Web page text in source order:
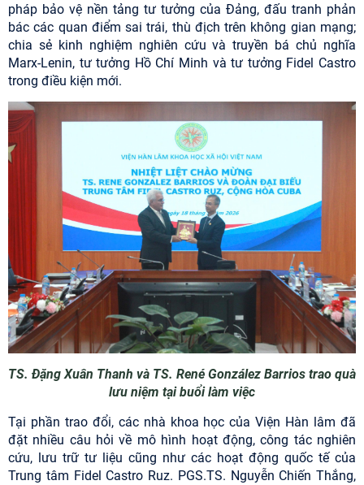
pháp bảo vệ nền tảng tư tưởng của Đảng, đấu tranh phản
bác các quan điểm sai trái, thù địch trên không gian mạng;
chia sẻ kinh nghiệm nghiên cứu và truyền bá chủ nghĩa
Marx-Lenin, tư tưởng Hồ Chí Minh và tư tưởng Fidel Castro
trong điều kiện mới.
TS. Đặng Xuân Thanh và TS. René González Barrios trao quà
lưu niệm tại buổi làm việc
Tại phần trao đổi, các nhà khoa học của Viện Hàn lâm đã
đặt nhiều câu hỏi về mô hình hoạt động, công tác nghiên
cứu, lưu trữ tư liệu cũng như các hoạt động quốc tế của
Trung tâm Fidel Castro Ruz. PGS.TS. Nguyễn Chiến Thắng,